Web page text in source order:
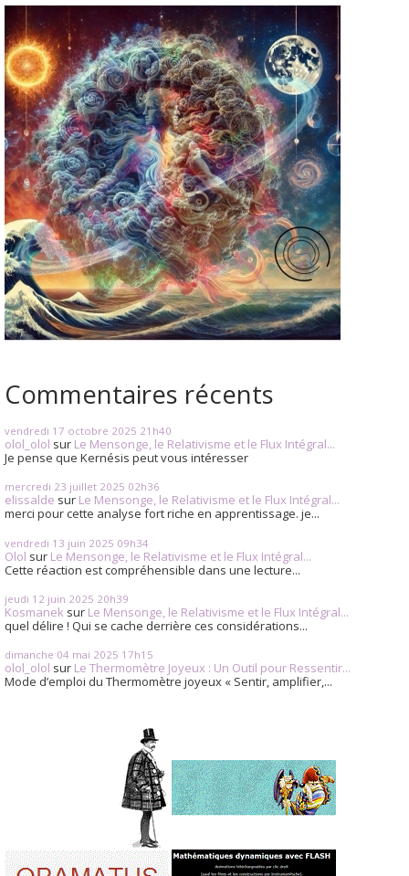
Commentaires récents
vendredi 17 octobre 2025 21h40
olol_olol sur Le Mensonge, le Relativisme et le Flux Intégral...
Je pense que Kernésis peut vous intéresser
mercredi 23 juillet 2025 02h36
elissalde sur Le Mensonge, le Relativisme et le Flux Intégral...
merci pour cette analyse fort riche en apprentissage. je...
vendredi 13 juin 2025 09h34
Olol sur Le Mensonge, le Relativisme et le Flux Intégral...
Cette réaction est compréhensible dans une lecture...
jeudi 12 juin 2025 20h39
Kosmanek sur Le Mensonge, le Relativisme et le Flux Intégral...
quel délire ! Qui se cache derrière ces considérations...
dimanche 04 mai 2025 17h15
olol_olol sur Le Thermomètre Joyeux : Un Outil pour Ressentir...
Mode d’emploi du Thermomètre joyeux « Sentir, amplifier,...